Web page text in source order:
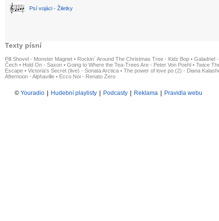
Psí vojáci - Žiletky
Texty písní
Pill Shovel - Monster Magnet • Rockin´ Around The Christmas Tree - Kidz Bop • Galadriel
Čech • Hold On - Saxon • Going to Where the Tea-Trees Are - Peter Von Poehl • Twice
Escape • Victoria's Secret (live) - Sonata Arctica • The power of love po (2) - Diana
Afternoon - Alphaville • Ecco Noi - Renato Zero
© Youradio | Hudební playlisty | Podcasty | Reklama | Pravidla webu